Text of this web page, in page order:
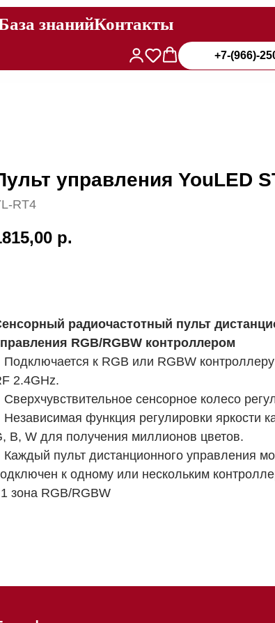
знанийКонтакты
+7-(966)-
управления YouLED
RT4
р.
радиочастотный пульт
RGB/RGBW контроллером
Подключается к RGB или RGBW
2.4GHz.
Сверхчувствительное сенсорное колесо
Независимая функция регулировки яркости
B, W для получения миллионов цветов.
Каждый пульт дистанционного управления
к одному или нескольким
зона RGB/RGBW